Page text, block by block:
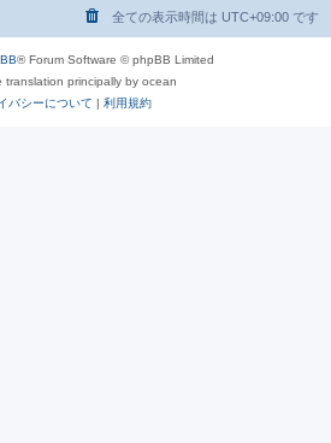
全ての表示時間は UTC+09:00 です
® Forum Software © phpBB Limited
translation principally by ocean
バシーについて | 利用規約